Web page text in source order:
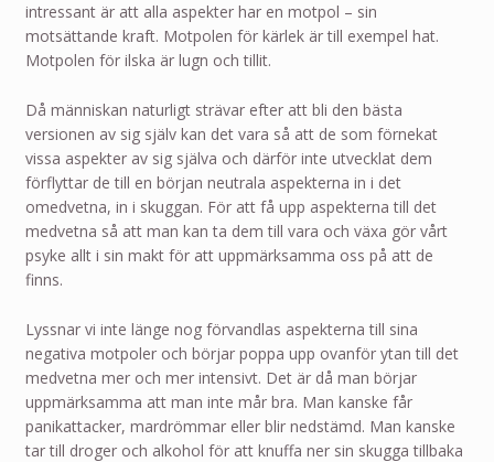
intressant är att alla aspekter har en motpol – sin
motsättande kraft. Motpolen för kärlek är till exempel hat.
Motpolen för ilska är lugn och tillit.
Då människan naturligt strävar efter att bli den bästa
versionen av sig själv kan det vara så att de som förnekat
vissa aspekter av sig själva och därför inte utvecklat dem
förflyttar de till en början neutrala aspekterna in i det
omedvetna, in i skuggan. För att få upp aspekterna till det
medvetna så att man kan ta dem till vara och växa gör vårt
psyke allt i sin makt för att uppmärksamma oss på att de
finns.
Lyssnar vi inte länge nog förvandlas aspekterna till sina
negativa motpoler och börjar poppa upp ovanför ytan till det
medvetna mer och mer intensivt. Det är då man börjar
uppmärksamma att man inte mår bra. Man kanske får
panikattacker, mardrömmar eller blir nedstämd. Man kanske
tar till droger och alkohol för att knuffa ner sin skugga tillbaka